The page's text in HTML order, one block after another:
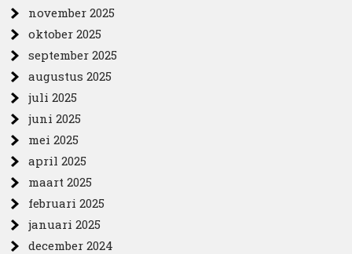
november 2025
oktober 2025
september 2025
augustus 2025
juli 2025
juni 2025
mei 2025
april 2025
maart 2025
februari 2025
januari 2025
december 2024